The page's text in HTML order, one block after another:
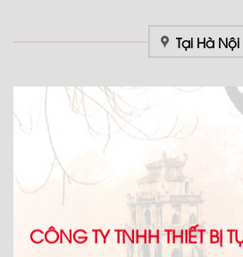
Tại Hà Nội
CÔNG TY TNHH THIẾT BỊ